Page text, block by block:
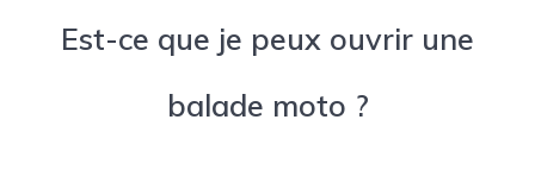
Est-ce que je peux ouvrir une
balade moto ?